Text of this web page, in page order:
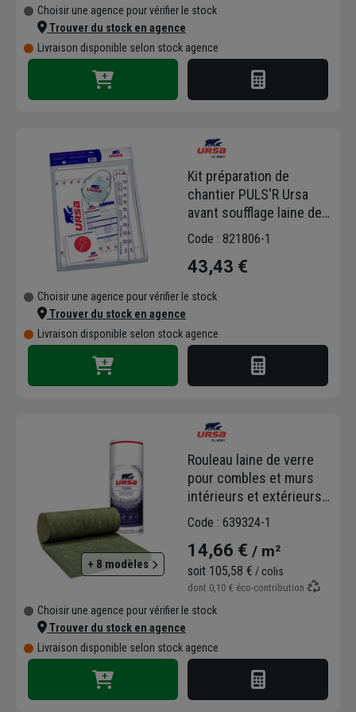
Choisir une agence pour vérifier le stock
Trouver du stock en agence
Livraison disponible selon stock agence
Kit préparation de
chantier PULS'R Ursa
avant soufflage laine de
verre PULS'R 47
Code : 821806-1
43,43 €
Choisir une agence pour vérifier le stock
Trouver du stock en agence
Livraison disponible selon stock agence
+ 8 modèles
Rouleau laine de verre
pour combles et murs
intérieurs et extérieurs -
Hometec 35 Ursa -
R=2,85 m².k/w - 6,00 m x
1,20 m - ép.100 mm
Code : 639324-1
14,66 € / m²
soit 105,58 € / colis
dont 0,10 € éco-contribution
Choisir une agence pour vérifier le stock
Trouver du stock en agence
Livraison disponible selon stock agence